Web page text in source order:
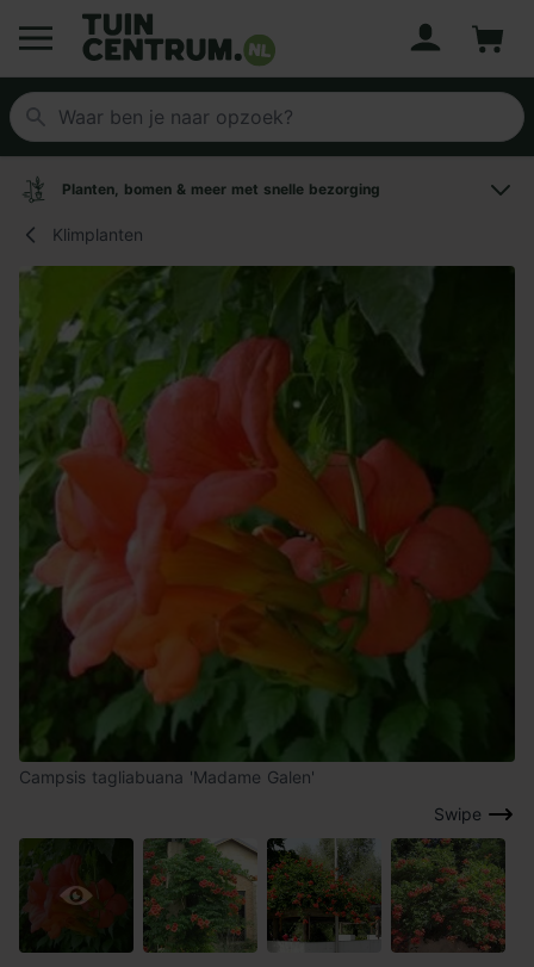
Logo Tuincentrum.nl
Planten, bomen & meer met snelle bezorging
Klimplanten
Swipe
Campsis tagliabuana 'Madame Galen'